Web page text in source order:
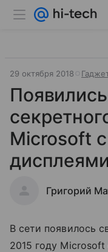
29 октября 2018
Microsoft
дисплеями
Григорий
В сети появилось
2015 году Microsoft